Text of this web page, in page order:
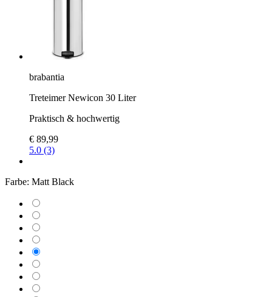
brabantia
Treteimer Newicon 30 Liter
Praktisch & hochwertig
€ 89,99
5.0 (3)
Farbe: Matt Black